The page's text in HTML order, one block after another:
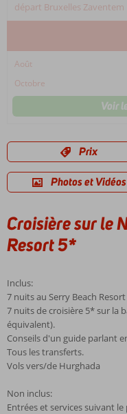
départ Bruxelles Zaventem
Août
Octobre
Voir
Prix
Photos et Vidéos
Croisière sur le
Resort 5*
Inclus:
7 nuits au Serry Beach
7 nuits de croisière 5* sur la
équivalent).
Conseils d'un guide parlant
Tous les transferts.
Vols vers/de Hurghada
Non inclus:
Entrées et services suivant